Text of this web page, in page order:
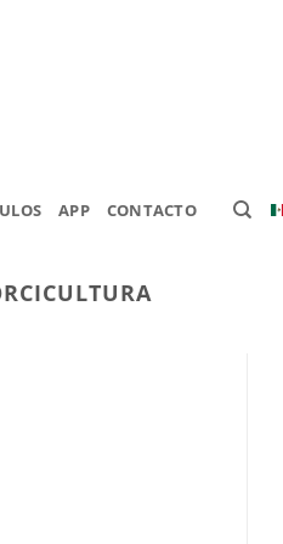
APP CONTACTO